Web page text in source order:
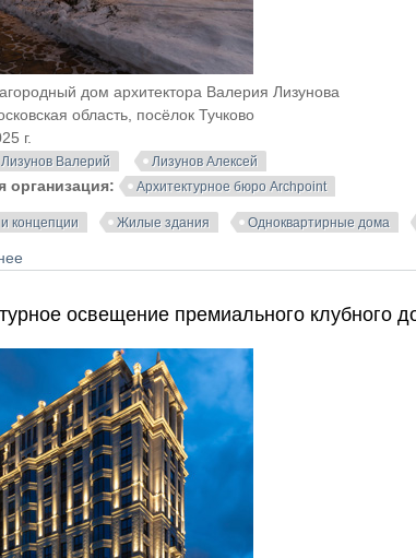
дом архитектора Валерия Лизунова
область, посёлок Тучково
г.
Лизунов Валерий Лизунов Алексей
организация: Архитектурное бюро Archpoint
концепции Жилые здания Одноквартирные дома
освещение премиального клубного